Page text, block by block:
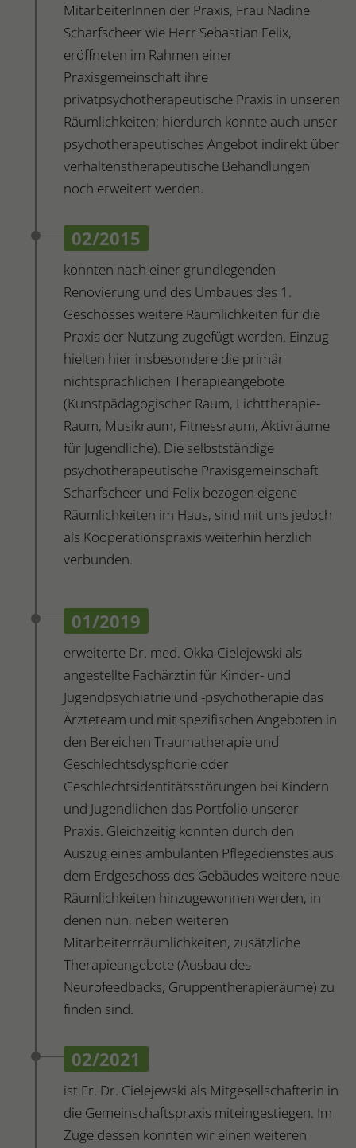
MitarbeiterInnen der Praxis, Frau Nadine
Scharfscheer wie Herr Sebastian Felix,
eröffneten im Rahmen einer
Praxisgemeinschaft ihre
privatpsychotherapeutische Praxis in unseren
Räumlichkeiten; hierdurch konnte auch unser
psychotherapeutisches Angebot indirekt über
verhaltenstherapeutische Behandlungen
noch erweitert werden.
02/2015
konnten nach einer grundlegenden
Renovierung und des Umbaues des 1.
Geschosses weitere Räumlichkeiten für die
Praxis der Nutzung zugefügt werden. Einzug
hielten hier insbesondere die primär
nichtsprachlichen Therapieangebote
(Kunstpädagogischer Raum, Lichttherapie-
Raum, Musikraum, Fitnessraum, Aktivräume
für Jugendliche). Die selbstständige
psychotherapeutische Praxisgemeinschaft
Scharfscheer und Felix bezogen eigene
Räumlichkeiten im Haus, sind mit uns jedoch
als Kooperationspraxis weiterhin herzlich
verbunden.
01/2019
erweiterte Dr. med. Okka Cielejewski als
angestellte Fachärztin für Kinder- und
Jugendpsychiatrie und -psychotherapie das
Ärzteteam und mit spezifischen Angeboten in
den Bereichen Traumatherapie und
Geschlechtsdysphorie oder
Geschlechtsidentitätsstörungen bei Kindern
und Jugendlichen das Portfolio unserer
Praxis. Gleichzeitig konnten durch den
Auszug eines ambulanten Pflegedienstes aus
dem Erdgeschoss des Gebäudes weitere neue
Räumlichkeiten hinzugewonnen werden, in
denen nun, neben weiteren
Mitarbeiterrräumlichkeiten, zusätzliche
Therapieangebote (Ausbau des
Neurofeedbacks, Gruppentherapieräume) zu
finden sind.
02/2021
ist Fr. Dr. Cielejewski als Mitgesellschafterin in
die Gemeinschaftspraxis miteingestiegen. Im
Zuge dessen konnten wir einen weiteren